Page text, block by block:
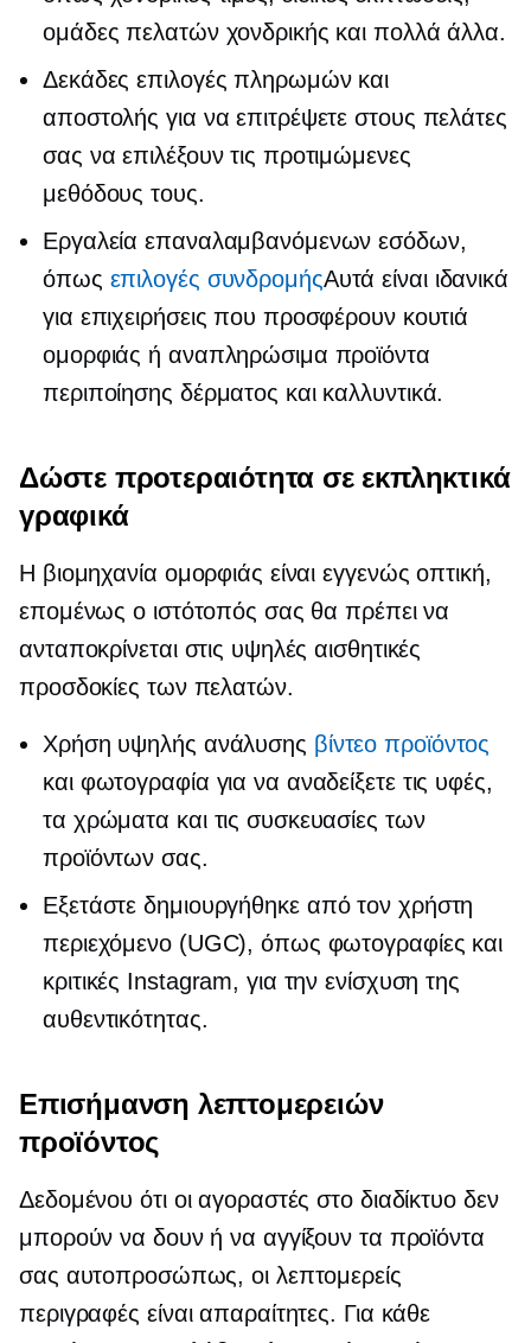
ομάδες πελατών χονδρικής και πολλά άλλα.
Δεκάδες επιλογές πληρωμών και
αποστολής για να επιτρέψετε στους πελάτες
σας να επιλέξουν τις προτιμώμενες
μεθόδους τους.
Εργαλεία επαναλαμβανόμενων εσόδων,
όπως επιλογές συνδρομήςΑυτά είναι ιδανικά
για επιχειρήσεις που προσφέρουν κουτιά
ομορφιάς ή αναπληρώσιμα προϊόντα
περιποίησης δέρματος και καλλυντικά.
Δώστε προτεραιότητα σε εκπληκτικά
γραφικά
Η βιομηχανία ομορφιάς είναι εγγενώς οπτική,
επομένως ο ιστότοπός σας θα πρέπει να
ανταποκρίνεται στις υψηλές αισθητικές
προσδοκίες των πελατών.
Χρήση υψηλής ανάλυσης βίντεο προϊόντος
και φωτογραφία για να αναδείξετε τις υφές,
τα χρώματα και τις συσκευασίες των
προϊόντων σας.
Εξετάστεδημιουργήθηκε από τον χρήστη
περιεχόμενο (UGC), όπως φωτογραφίες και
κριτικές Instagram, για την ενίσχυση της
αυθεντικότητας.
Επισήμανση λεπτομερειών
προϊόντος
Δεδομένου ότι οι αγοραστές στο διαδίκτυο δεν
μπορούν να δουν ή να αγγίξουν τα προϊόντα
σας αυτοπροσώπως, οι λεπτομερείς
περιγραφές είναι απαραίτητες. Για κάθε